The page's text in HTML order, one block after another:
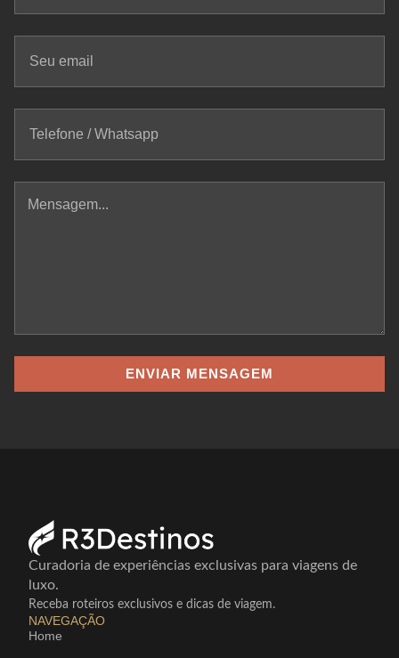
ENVIAR MENSAGEM
Curadoria de experiências exclusivas para viagens de
luxo.
Receba roteiros exclusivos e dicas de viagem.
NAVEGAÇÃO
Home